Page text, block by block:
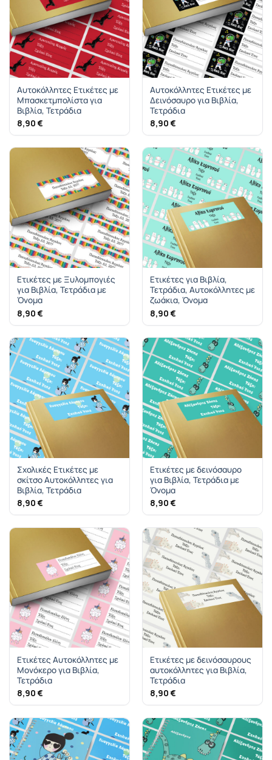
Αυτοκόλλητες Ετικέτες με
Μπασκετμπολίστα για
Βιβλία, Τετράδια
8,90 €
Αυτοκόλλητες Ετικέτες με
Δεινόσαυρο για Βιβλία,
Τετράδια
8,90 €
Ετικέτες με Ξυλομπογιές
για Βιβλία, Τετράδια με
Όνομα
8,90 €
Ετικέτες για Βιβλία,
Τετράδια, Αυτοκόλλητες με
ζωάκια, Όνομα
8,90 €
Σχολικές Ετικέτες με
σκίτσο Αυτοκόλλητες για
Βιβλία, Τετράδια
8,90 €
Ετικέτες με δεινόσαυρο
για Βιβλία, Τετράδια με
Όνομα
8,90 €
Ετικέτες Αυτοκόλλητες με
Μονόκερο για Βιβλία,
Τετράδια
8,90 €
Ετικέτες με δεινόσαυρους
αυτοκόλλητες για Βιβλία,
Τετράδια
8,90 €